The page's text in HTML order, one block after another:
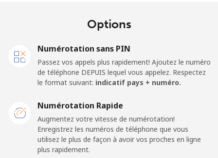
Ligne fixe
⁦50.5¢⁩ 9 min pour ⁦$5⁩
France
Ligne fixe ⁦1.5¢⁩
333 min pour
⁦$5⁩
Options
Numérotation sans PIN
Passez vos appels plus rapidement! Ajoutez le numéro
de téléphone DEPUIS lequel vous appelez. Respectez
le format suivant: indicatif pays + numéro.
Numérotation Rapide
Augmentez votre vitesse de numérotation!
Enregistrez les numéros de téléphone que vous
utilisez le plus de façon à avoir vos proches en ligne
plus rapidement.